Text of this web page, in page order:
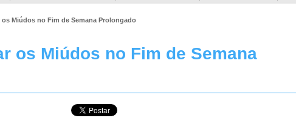
os Miúdos no Fim de Semana Prolongado
os Miúdos no Fim de Semana